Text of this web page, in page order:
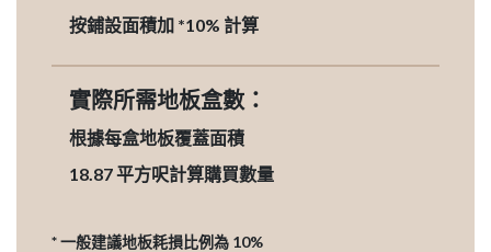
按鋪設面積加 *10% 計算
實際所需地板盒數：
根據每盒地板覆蓋面積
18.87平方呎計算購買數量
* 一般建議地板耗損比例為 10%